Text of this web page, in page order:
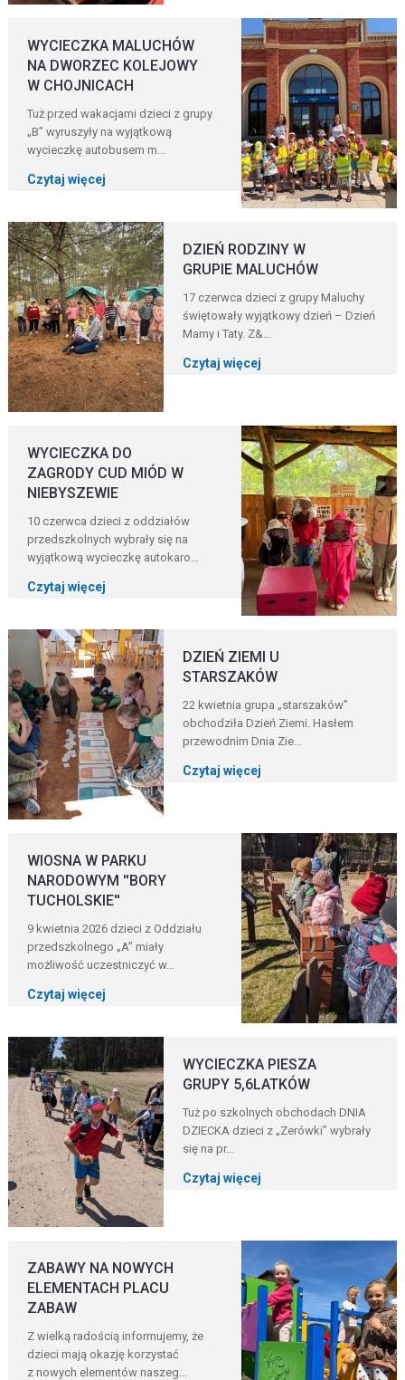
WYCIECZKA MALUCHÓW
NA DWORZEC KOLEJOWY
W CHOJNICACH
Tuż przed wakacjami dzieci z grupy
„B” wyruszyły na wyjątkową
wycieczkę autobusem m...
Czytaj więcej
DZIEŃ RODZINY W
GRUPIE MALUCHÓW
17 czerwca dzieci z grupy Maluchy
świętowały wyjątkowy dzień – Dzień
Mamy i Taty. Z&...
Czytaj więcej
WYCIECZKA DO
ZAGRODY CUD MIÓD W
NIEBYSZEWIE
10 czerwca dzieci z oddziałów
przedszkolnych wybrały się na
wyjątkową wycieczkę autokaro...
Czytaj więcej
DZIEŃ ZIEMI U
STARSZAKÓW
22 kwietnia grupa „starszaków”
obchodziła Dzień Ziemi. Hasłem
przewodnim Dnia Zie...
Czytaj więcej
WIOSNA W PARKU
NARODOWYM ''BORY
TUCHOLSKIE''
9 kwietnia 2026 dzieci z Oddziału
przedszkolnego „A” miały
możliwość uczestniczyć w...
Czytaj więcej
WYCIECZKA PIESZA
GRUPY 5,6LATKÓW
Tuż po szkolnych obchodach DNIA
DZIECKA dzieci z „Zerówki” wybrały
się na pr...
Czytaj więcej
ZABAWY NA NOWYCH
ELEMENTACH PLACU
ZABAW
Z wielką radością informujemy, że
dzieci mają okazję korzystać
z nowych elementów naszeg...